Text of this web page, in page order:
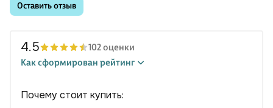
Оставить отзыв
4.5
102 оценки
Как сформирован рейтинг
Почему стоит купить: